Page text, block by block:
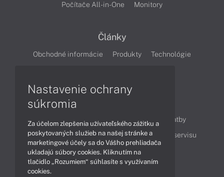
Počítače All-in-One
Monitory
Články
Obchodné informácie Produkty
Technológie
Ako nakupovať
Možnosti doručenia a platby
Podpora a servis
Servisné služby Cenník servisu
Kontakty
Nastavenie ochrany
súkromia
Za účelom zlepšenia užívateľského zážitku a
poskytovaných služieb na našej stránke a
marketingové účely sa do Vášho prehliadača
ukladajú súbory cookies. Kliknutím na
tlačidlo „Rozumiem“ súhlasíte s využívaním
cookies.